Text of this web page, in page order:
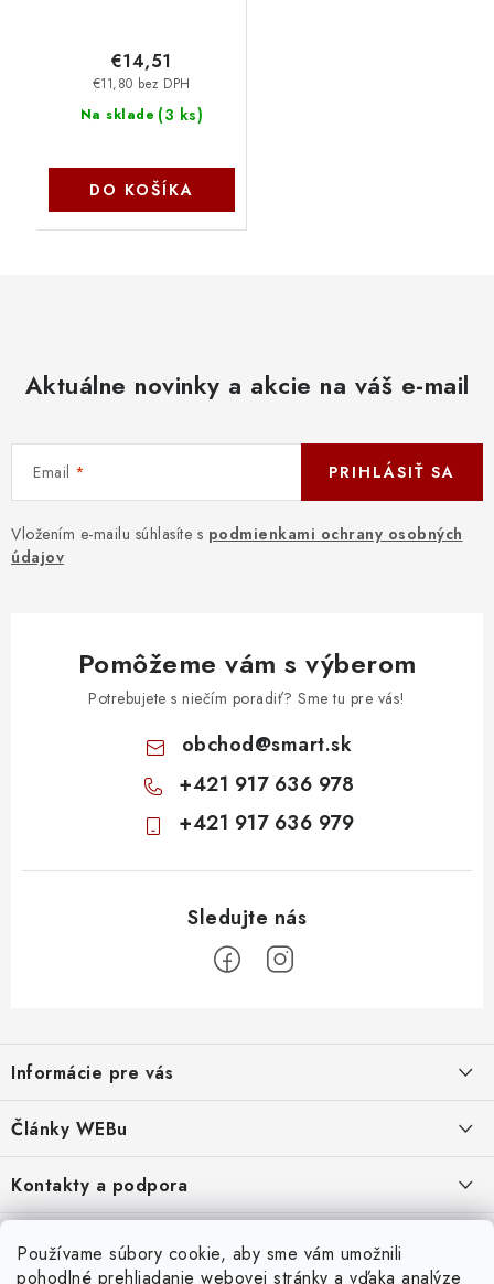
Používame súbory cookie, aby sme vám umožnili
pohodlné prehliadanie webovej stránky a vďaka analýze
Na sklade (3 ks)
€11,80 bez DPH
€14,51
DO KOŠÍKA
Aktuálne novinky a akcie na váš e-mail
Email
Vložením e-mailu súhlasíte s podmienkami ochrany osobných
údajov
PRIHLÁSIŤ SA
Pomôžeme vám s výberom
Potrebujete s niečím poradiť? Sme tu pre vás!
obchod@smart.sk
+421 917 636 978
+421 917 636 979
p
ä
e
Informácie pre vás
Obchodné podmienky
Moja objednávka
Odstúpenie od zmluvy
Články WEBu
Dôležité oznamy
16.6.2026
Nákup na splátky
23.10.2022
Kontakty a podpora
2.8.2022
Servisné služby